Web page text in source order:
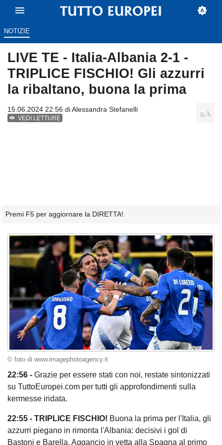
NOTIZIE
LIVE TE - Italia-Albania 2-1 -
TRIPLICE FISCHIO! Gli azzurri
la ribaltano, buona la prima
15.06.2024 22:56 diAlessandra Stefanelli
VEDI LETTURE
Premi F5 per aggiornare la DIRETTA!
© foto di www.imagephotoagency.it
22:56 - Grazie per essere stati con noi, restate sintonizzati
su TuttoEuropei.com per tutti gli approfondimenti sulla
kermesse iridata.
22:55 - TRIPLICE FISCHIO! Buona la prima per l'Italia, gli
azzurri piegano in rimonta l'Albania: decisivi i gol di
Bastoni e Barella. Aggancio in vetta alla Spagna al primo